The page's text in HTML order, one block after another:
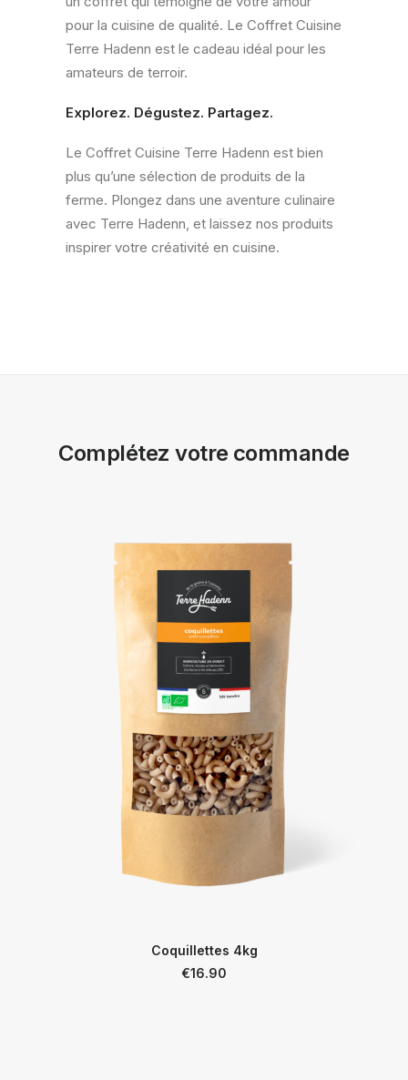
pour la cuisine de qualité. Le Coffret Cuisine
Terre Hadenn est le cadeau idéal pour les
amateurs de terroir.
Explorez. Dégustez. Partagez.
Le Coffret Cuisine Terre Hadenn est bien
plus qu’une sélection de produits de la
ferme. Plongez dans une aventure culinaire
avec Terre Hadenn, et laissez nos produits
inspirer votre créativité en cuisine.
Complétez votre commande
Coquillettes 4kg
€16.90